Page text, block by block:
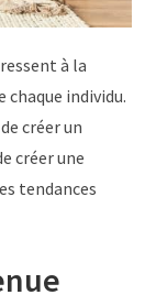
à la
individu.
créer un
créer une
tendances